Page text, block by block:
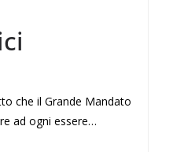
che il Grande Mandato
ad ogni essere…